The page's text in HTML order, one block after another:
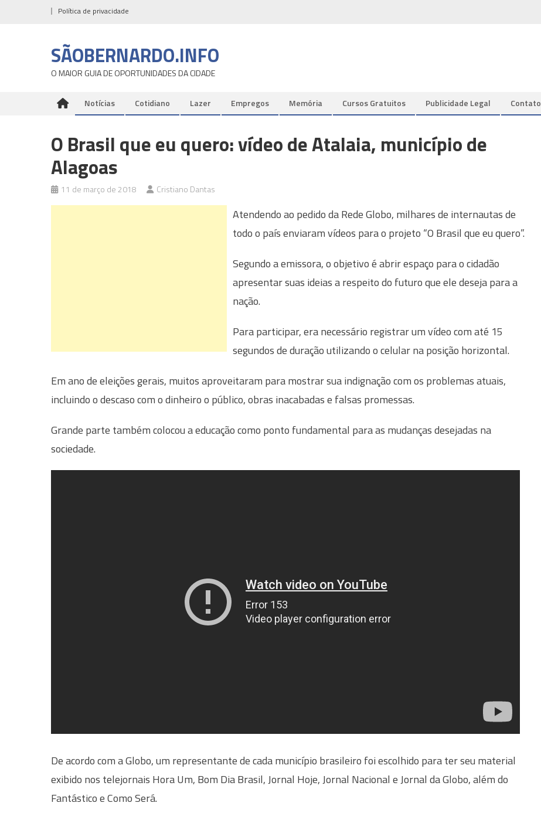
Política de privacidade
SÃOBERNARDO.INFO
O MAIOR GUIA DE OPORTUNIDADES DA CIDADE
Notícias Cotidiano Lazer Empregos Memória Cursos Gratuitos Publicidade Legal Contato
O Brasil que eu quero: vídeo de Atalaia, município de
Alagoas
11 de março de 2018 Cristiano Dantas
Atendendo ao pedido da Rede Globo, milhares de internautas de
todo o país enviaram vídeos para o projeto “O Brasil que eu quero”.
Segundo a emissora, o objetivo é abrir espaço para o cidadão
apresentar suas ideias a respeito do futuro que ele deseja para a
nação.
Para participar, era necessário registrar um vídeo com até 15
segundos de duração utilizando o celular na posição horizontal.
Em ano de eleições gerais, muitos aproveitaram para mostrar sua indignação com os problemas atuais,
incluindo o descaso com o dinheiro o público, obras inacabadas e falsas promessas.
Grande parte também colocou a educação como ponto fundamental para as mudanças desejadas na
sociedade.
De acordo com a Globo, um representante de cada município brasileiro foi escolhido para ter seu material
exibido nos telejornais Hora Um, Bom Dia Brasil, Jornal Hoje, Jornal Nacional e Jornal da Globo, além do
Fantástico e Como Será.